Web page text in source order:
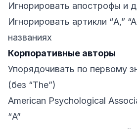
Игнорировать апострофы и
Игнорировать артикли “A,”
названиях
Корпоративные авторы
Упорядочивать по первому
(без “The”)
American Psychological
“A”